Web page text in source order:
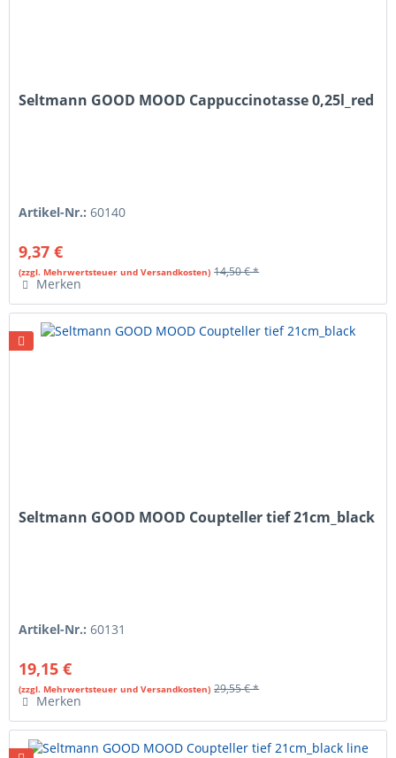
Seltmann GOOD MOOD Cappuccinotasse 0,25l_red
Artikel-Nr.:60140
9,37 €
(zzgl. Mehrwertsteuer und Versandkosten) 14,50 € *
Merken
Seltmann GOOD MOOD Coupteller tief 21cm_black
Artikel-Nr.:60131
19,15 €
(zzgl. Mehrwertsteuer und Versandkosten) 29,55 € *
Merken